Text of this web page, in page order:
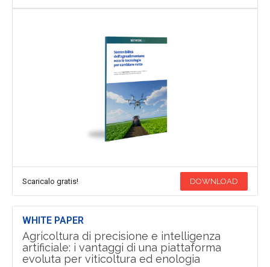
Scaricalo gratis! DOWNLOAD
WHITE PAPER
Agricoltura di precisione e intelligenza
artificiale: i vantaggi di una piattaforma
evoluta per viticoltura ed enologia